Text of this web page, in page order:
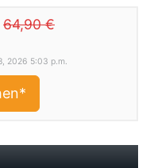
64,90 €
2026 5:03 p.m.